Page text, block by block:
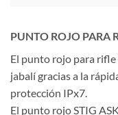
PUNTO ROJO PARA
El punto rojo para rifle
jabalí gracias a la
protección IPx7.
El punto rojo STIG